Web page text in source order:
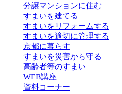
分譲マンションに住む
すまいを建てる
すまいをリフォームする
すまいを適切に管理する
京都に暮らす
すまいを災害から守る
高齢者等のすまい
WEB講座
資料コーナー